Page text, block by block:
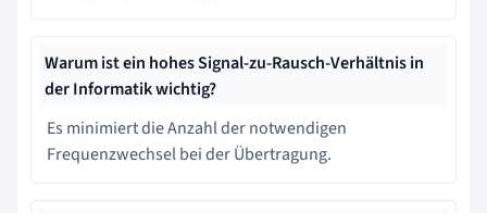
Warum ist ein hohes Signal-zu-Rausch-Verhältnis in
der Informatik wichtig?
Es minimiert die Anzahl der notwendigen
Frequenzwechsel bei der Übertragung.